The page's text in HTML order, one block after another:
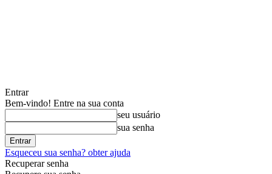
Entrar
Bem-vindo! Entre na sua conta
seu usuário
sua senha
Esqueceu sua senha? obter ajuda
Recuperar senha